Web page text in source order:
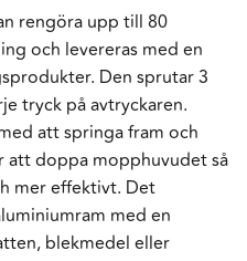
rengöra upp till 80
och levereras med en
Den sprutar 3
tryck på avtryckaren.
att springa fram och
att doppa mopphuvudet så
mer effektivt. Det
med en
blekmedel eller